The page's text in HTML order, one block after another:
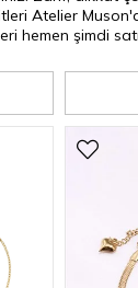
Atelier
hemen şimdi